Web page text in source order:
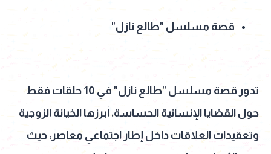
قصة مسلسل "طالع نازل"
تدور قصة مسلسل "طالع نازل" في 10 حلقات فقط
حول القضايا الإنسانية الحساسة، أبرزها الخيانة الزوجية
وتعقيدات العلاقات داخل إطار اجتماعي معاصر، حيث